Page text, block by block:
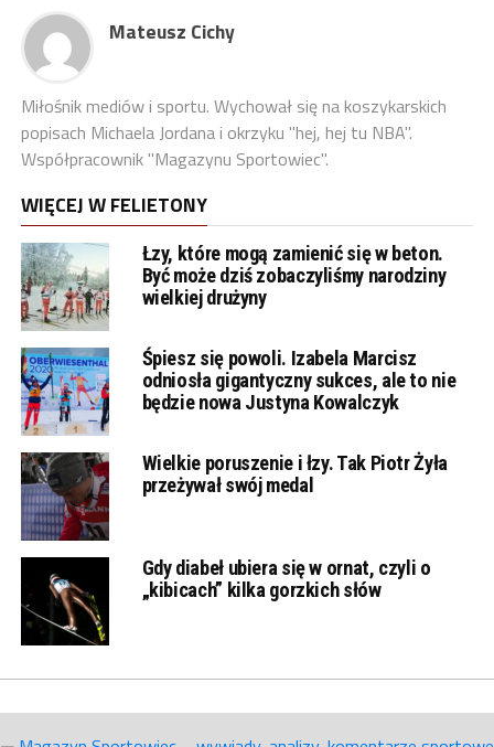
Mateusz Cichy
Miłośnik mediów i sportu. Wychował się na koszykarskich
popisach Michaela Jordana i okrzyku "hej, hej tu NBA".
Współpracownik "Magazynu Sportowiec".
WIĘCEJ W FELIETONY
Łzy, które mogą zamienić się w beton.
Być może dziś zobaczyliśmy narodziny
wielkiej drużyny
Śpiesz się powoli. Izabela Marcisz
odniosła gigantyczny sukces, ale to nie
będzie nowa Justyna Kowalczyk
Wielkie poruszenie i łzy. Tak Piotr Żyła
przeżywał swój medal
Gdy diabeł ubiera się w ornat, czyli o
„kibicach” kilka gorzkich słów